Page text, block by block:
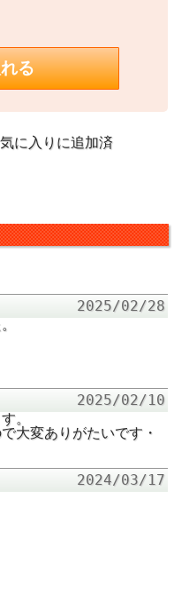
か）平野」は、粘
天を映す鏡のよう
など、お米作りに
料が流れにくいた
の発展の礎を築
拓」等にちなみ、
させる「舞」を組
に入りに追加済
2025/02/28
2025/02/10
。
大変ありがたいです・
2024/03/17